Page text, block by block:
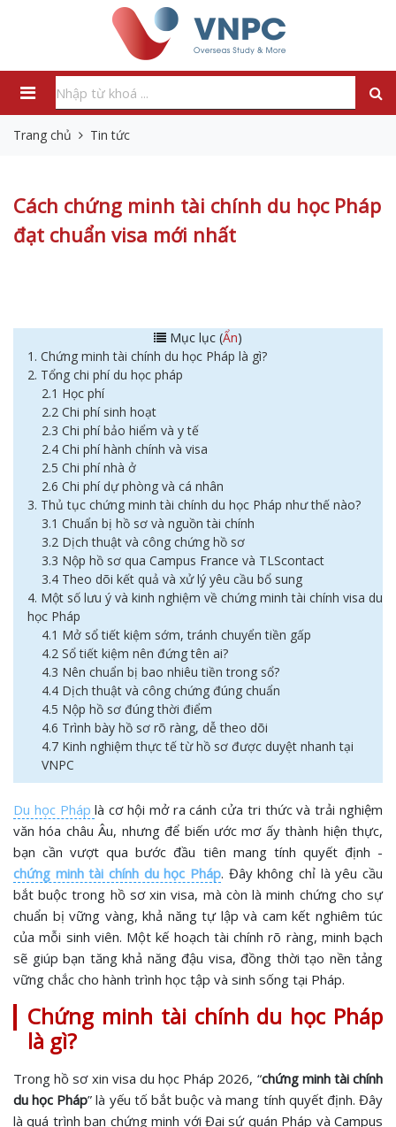
Trang chủ Tin tức
Cách chứng minh tài chính du học Pháp
đạt chuẩn visa mới nhất
Mục lục (Ẩn)
1. Chứng minh tài chính du học Pháp là gì?
2. Tổng chi phí du học pháp
2.1 Học phí
2.2 Chi phí sinh hoạt
2.3 Chi phí bảo hiểm và y tế
2.4 Chi phí hành chính và visa
2.5 Chi phí nhà ở
2.6 Chi phí dự phòng và cá nhân
3. Thủ tục chứng minh tài chính du học Pháp như thế nào?
3.1 Chuẩn bị hồ sơ và nguồn tài chính
3.2 Dịch thuật và công chứng hồ sơ
3.3 Nộp hồ sơ qua Campus France và TLScontact
3.4 Theo dõi kết quả và xử lý yêu cầu bổ sung
4. Một số lưu ý và kinh nghiệm về chứng minh tài chính visa du
học Pháp
4.1 Mở sổ tiết kiệm sớm, tránh chuyển tiền gấp
4.2 Sổ tiết kiệm nên đứng tên ai?
4.3 Nên chuẩn bị bao nhiêu tiền trong sổ?
4.4 Dịch thuật và công chứng đúng chuẩn
4.5 Nộp hồ sơ đúng thời điểm
4.6 Trình bày hồ sơ rõ ràng, dễ theo dõi
4.7 Kinh nghiệm thực tế từ hồ sơ được duyệt nhanh tại
VNPC
Du học Pháplà cơ hội mở ra cánh cửa tri thức và trải nghiệm
văn hóa châu Âu, nhưng để biến ước mơ ấy thành hiện thực,
bạn cần vượt qua bước đầu tiên mang tính quyết định -
chứng minh tài chính du học Pháp. Đây không chỉ là yêu cầu
bắt buộc trong hồ sơ xin visa, mà còn là minh chứng cho sự
chuẩn bị vững vàng, khả năng tự lập và cam kết nghiêm túc
của mỗi sinh viên. Một kế hoạch tài chính rõ ràng, minh bạch
sẽ giúp bạn tăng khả năng đậu visa, đồng thời tạo nền tảng
vững chắc cho hành trình học tập và sinh sống tại Pháp.
Chứng minh tài chính du học Pháp
là gì?
Trong hồ sơ xin visa du học Pháp 2026, “chứng minh tài chính
du học Pháp” là yếu tố bắt buộc và mang tính quyết định. Đây
là quá trình bạn chứng minh với Đại sứ quán Pháp và Campus